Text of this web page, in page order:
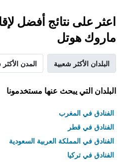
اعثر على نتائج أفضل
ماروك هوتل
البلدان الأكثر شعبية المدن
البلدان التي يبحث عنها مستخدمونا
الفنادق في المغرب
الفنادق في قطر
الفنادق في المملكة العربية السعودية
الفنادق في تركيا